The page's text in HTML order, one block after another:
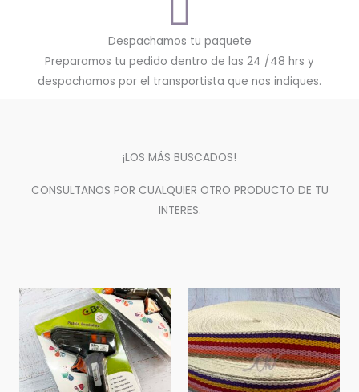
Despachamos tu paquete
Preparamos tu pedido dentro de las 24 /48 hrs y
despachamos por el transportista que nos indiques.
¡LOS MÁS BUSCADOS!
CONSULTANOS POR CUALQUIER OTRO PRODUCTO DE TU
INTERES.